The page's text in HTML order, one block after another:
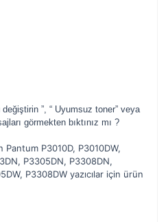
değiştirin ”, “ Uyumsuz toner” veya
görmekten bıktınız mı ?
P3010D, P3010DW,
P3305DN, P3308DN,
P3308DW yazıcılar için ürün